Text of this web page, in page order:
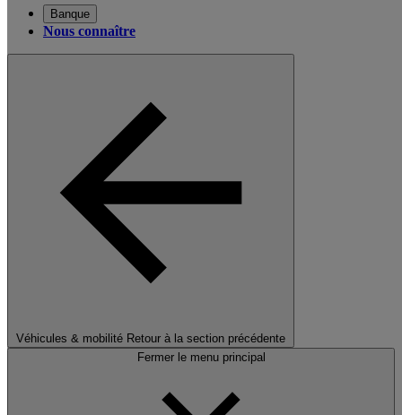
Banque
Nous connaître
Véhicules & mobilité Retour à la section précédente
Fermer le menu principal